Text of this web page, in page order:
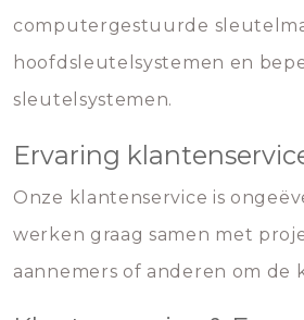
computergestuurde
hoofdsleutelsystemen en
sleutelsystemen.
Ervaring
Onze klantenservice is
werken graag samen met
aannemers of anderen om de